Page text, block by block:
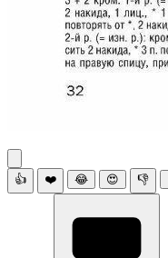
👍 ❤️ 😂 😍 👎